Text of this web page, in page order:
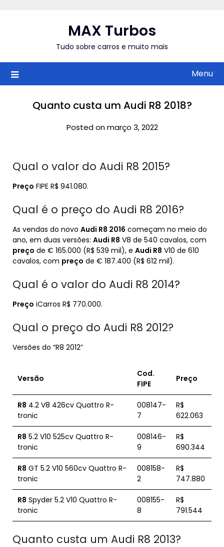
MAX Turbos
Tudo sobre carros e muito mais
Menu
Quanto custa um Audi R8 2018?
Posted on março 3, 2022
Qual o valor do Audi R8 2015?
Preço FIPE R$ 941.080.
Qual é o preço do Audi R8 2016?
As vendas do novo Audi R8 2016 começam no meio do
ano, em duas versões: Audi R8 V8 de 540 cavalos, com
preço de € 165.000 (R$ 539 mil), e Audi R8 V10 de 610
cavalos, com preço de € 187.400 (R$ 612 mil).
Qual é o valor do Audi R8 2014?
Preço iCarros R$ 770.000.
Qual o preço do Audi R8 2012?
Versões do “R8 2012”
Versão
Cod.
FIPE
Preço
R8 4.2 V8 426cv Quattro R-
tronic
008147-
7
R$
622.063
R8 5.2 V10 525cv Quattro R-
tronic
008146-
9
R$
690.344
R8 GT 5.2 V10 560cv Quattro R-
tronic
008158-
2
R$
747.880
R8 Spyder 5.2 V10 Quattro R-
tronic
008155-
8
R$
791.544
Quanto custa um Audi R8 2013?